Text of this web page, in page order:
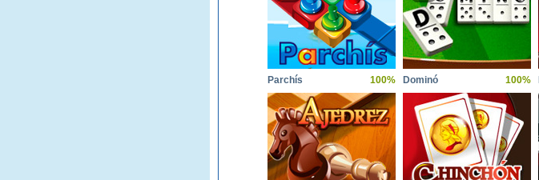
Parchís 100% Dominó 100%